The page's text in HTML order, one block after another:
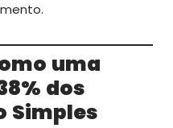
uma
dos
Simples